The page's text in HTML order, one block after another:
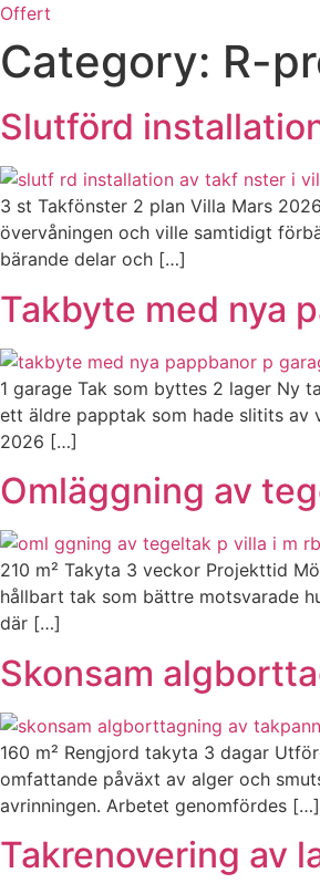
Offert
Category: R-
Slutförd
3 st Takfönster 2 plan Villa Mars
övervåningen och ville samtidigt
bärande delar och […]
Takbyte med nya
1 garage Tak som byttes 2 lager Ny
ett äldre papptak som hade slitits av
2026 […]
Omläggning av
210 m² Takyta 3 veckor Projekttid
hållbart tak som bättre motsvarade
där […]
Skonsam
160 m² Rengjord takyta 3 dagar
omfattande påväxt av alger och
avrinningen. Arbetet genomfördes […]
Takrenovering av